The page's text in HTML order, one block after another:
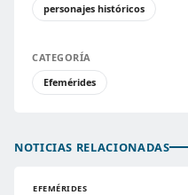
personajes históricos
CATEGORÍA
Efemérides
NOTICIAS RELACIONADAS
EFEMÉRIDES